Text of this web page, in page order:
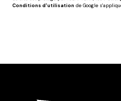
Conditions d'utilisation de Google